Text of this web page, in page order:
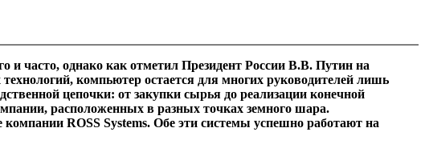
и часто, однако как отметил Президент России В.В. Путин на
компьютер остается для многих руководителей лишь
цепочки: от закупки сырья до реализации конечной
расположенных в разных точках земного шара.
ROSS Systems. Обе эти системы успешно работают на